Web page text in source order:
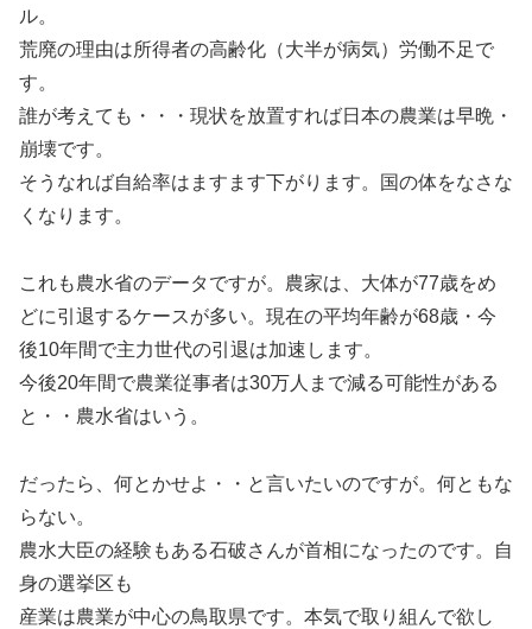
ル。
荒廃の理由は所得者の高齢化（大半が病気）労働不足で
す。
誰が考えても・・・現状を放置すれば日本の農業は早晩・
崩壊です。
そうなれば自給率はますます下がります。国の体をなさな
くなります。
これも農水省のデータですが。農家は、大体が77歳をめ
どに引退するケースが多い。現在の平均年齢が68歳・今
後10年間で主力世代の引退は加速します。
今後20年間で農業従事者は30万人まで減る可能性がある
と・・農水省はいう。
だったら、何とかせよ・・と言いたいのですが。何ともな
らない。
農水大臣の経験もある石破さんが首相になったのです。自
身の選挙区も
産業は農業が中心の鳥取県です。本気で取り組んで欲し